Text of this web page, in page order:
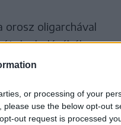
or processing of your
use the below opt-out
out request is processed
oligarchával
eladásából
kapitánnyal.
görög szigeten
ellentétükbe
a szegények és